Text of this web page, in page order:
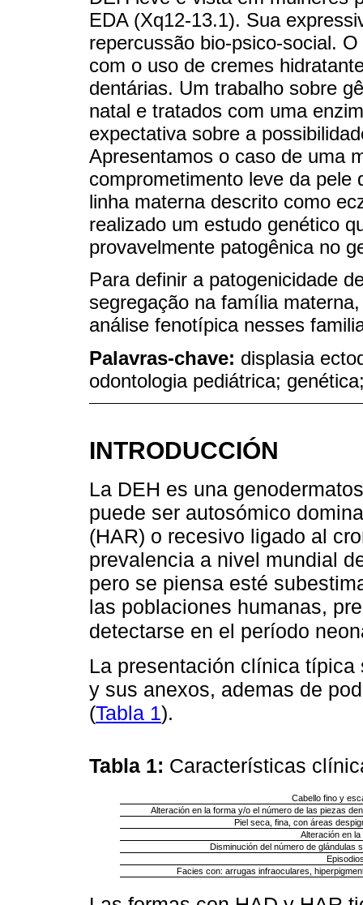
EDA (Xq12-13.1). Sua
repercussão bio-psico-social.
com o uso de cremes
dentárias. Um trabalho sobre
natal e tratados com uma
expectativa sobre a
Apresentamos o caso de uma
comprometimento leve da pele
linha materna descrito como
realizado um estudo genético
provavelmente patogênica no
Para definir a patogenicidade
segregação na família
análise fenotípica nesses
Palavras-chave: displasia
odontologia pediátrica;
INTRODUCCIÓN
La DEH es una
puede ser autosómico
(HAR) o recesivo ligado al
prevalencia a nivel mundial
pero se piensa esté
las poblaciones humanas,
detectarse en el período
La presentación clínica
y sus anexos, ademas de
(Tabla 1).
Tabla 1: Características
Cabello fino y
Alteración en la forma y/o el número de las piezas
Piel seca, fina, con áreas
Alteración en
Disminución del número de
Facies con: arrugas infraoculares,